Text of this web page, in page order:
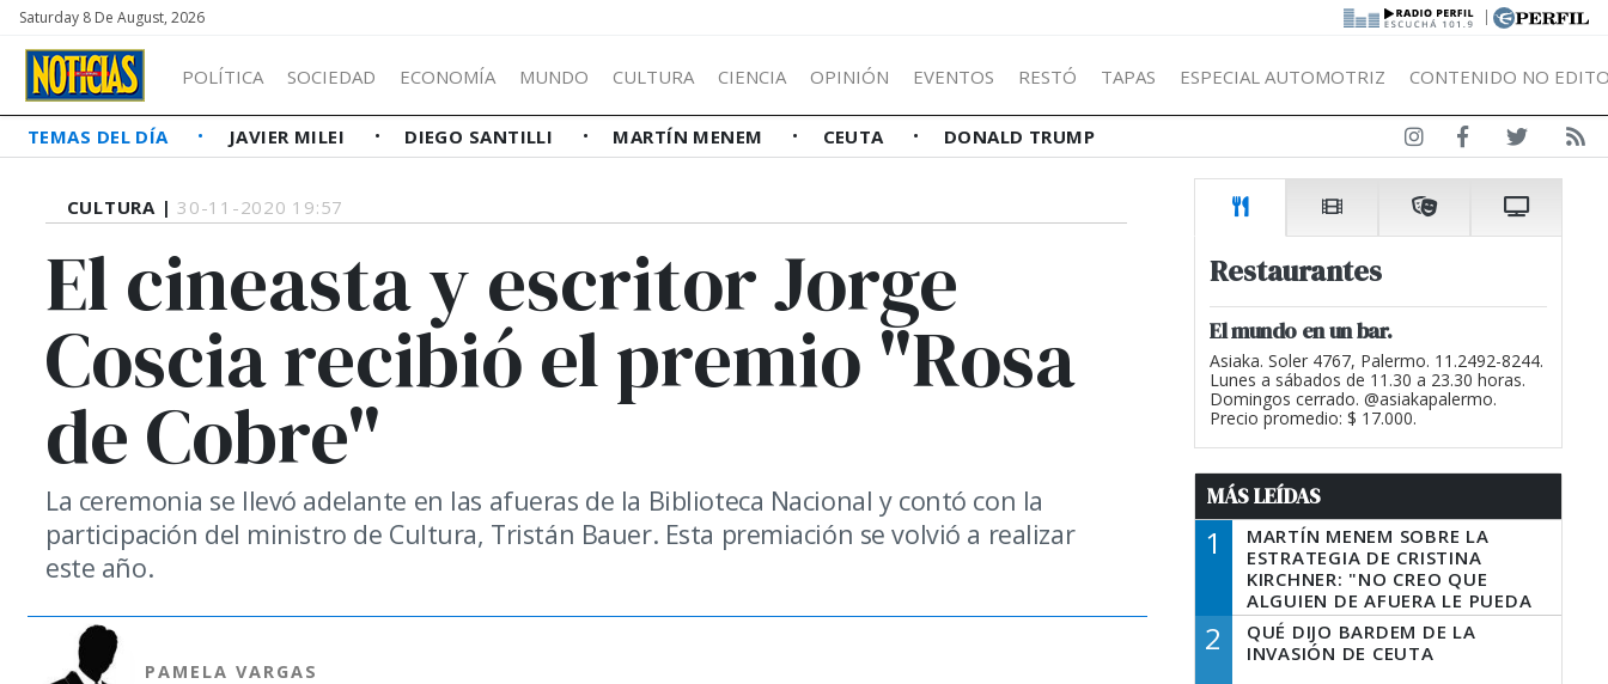
Saturday 8 De August, 2026 |
POLÍTICA SOCIEDAD ECONOMÍA MUNDO CULTURA CIENCIA OPINIÓN EVENTOS RESTÓ TAPAS ESPECIAL AUTOMOTRIZ CONTENIDO NO
TEMAS DEL DÍA JAVIER MILEI DIEGO SANTILLI MARTÍN MENEM CEUTA DONALD TRUMP
CULTURA |30-11-2020 19:57
El cineasta y escritor Jorge
Coscia recibió el premio "Rosa
de Cobre"
La ceremonia se llevó adelante en las afueras de la Biblioteca Nacional y contó con la
participación del ministro de Cultura, Tristán Bauer. Esta premiación se volvió a realizar
este año.
PAMELA VARGAS
Restaurantes
El mundo en un bar.
Asiaka. Soler 4767, Palermo. 11.2492-8244.
Lunes a sábados de 11.30 a 23.30 horas.
Domingos cerrado. @asiakapalermo.
Precio promedio: $ 17.000.
MÁS LEÍDAS
1
MARTÍN MENEM SOBRE LA
ESTRATEGIA DE CRISTINA
KIRCHNER: "NO CREO QUE
ALGUIEN DE AFUERA LE PUEDA
DECIR A LA JUSTICIA LO QUE
TIENE QUE HACER"
2
QUÉ DIJO BARDEM DE LA
INVASIÓN DE CEUTA